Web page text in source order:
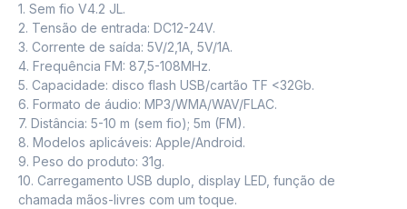
1. Sem fio V4.2 JL.
2. Tensão de entrada: DC12-24V.
3. Corrente de saída: 5V/2,1A, 5V/1A.
4. Frequência FM: 87,5-108MHz.
5. Capacidade: disco flash USB/cartão TF <32Gb.
6. Formato de áudio: MP3/WMA/WAV/FLAC.
7. Distância: 5-10 m (sem fio); 5m (FM).
8. Modelos aplicáveis: Apple/Android.
9. Peso do produto: 31g.
10. Carregamento USB duplo, display LED, função de
chamada mãos-livres com um toque.